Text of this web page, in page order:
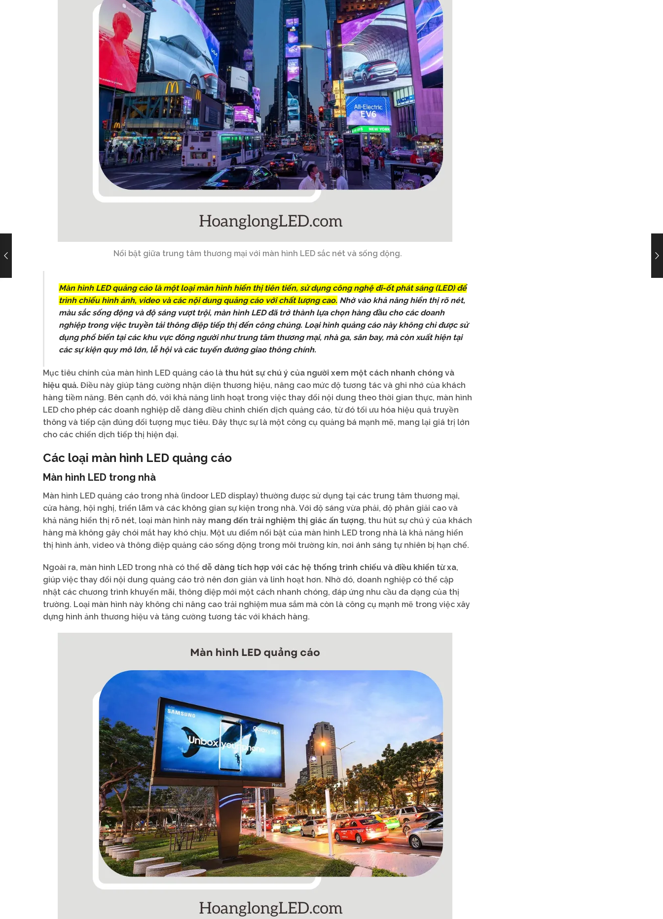
Nổi bật giữa trung tâm thương mại với màn hình LED sắc nét và sống động.
Màn hình LED quảng cáo là một loại màn hình hiển thị tiên tiến, sử dụng công nghệ đi-ốt phát sáng (LED) để
trình chiếu hình ảnh, video và các nội dung quảng cáo với chất lượng cao. Nhờ vào khả năng hiển thị rõ nét,
màu sắc sống động và độ sáng vượt trội, màn hình LED đã trở thành lựa chọn hàng đầu cho các doanh
nghiệp trong việc truyền tải thông điệp tiếp thị đến công chúng. Loại hình quảng cáo này không chỉ được sử
dụng phổ biến tại các khu vực đông người như trung tâm thương mại, nhà ga, sân bay, mà còn xuất hiện tại
các sự kiện quy mô lớn, lễ hội và các tuyến đường giao thông chính.
Mục tiêu chính của màn hình LED quảng cáo là thu hút sự chú ý của người xem một cách nhanh chóng và
hiệu quả. Điều này giúp tăng cường nhận diện thương hiệu, nâng cao mức độ tương tác và ghi nhớ của khách
hàng tiềm năng. Bên cạnh đó, với khả năng linh hoạt trong việc thay đổi nội dung theo thời gian thực, màn hình
LED cho phép các doanh nghiệp dễ dàng điều chỉnh chiến dịch quảng cáo, từ đó tối ưu hóa hiệu quả truyền
thông và tiếp cận đúng đối tượng mục tiêu. Đây thực sự là một công cụ quảng bá mạnh mẽ, mang lại giá trị lớn
cho các chiến dịch tiếp thị hiện đại.
Các loại màn hình LED quảng cáo
Màn hình LED trong nhà
Màn hình LED quảng cáo trong nhà (indoor LED display) thường được sử dụng tại các trung tâm thương mại,
cửa hàng, hội nghị, triển lãm và các không gian sự kiện trong nhà. Với độ sáng vừa phải, độ phân giải cao và
khả năng hiển thị rõ nét, loại màn hình này mang đến trải nghiệm thị giác ấn tượng, thu hút sự chú ý của khách
hàng mà không gây chói mắt hay khó chịu. Một ưu điểm nổi bật của màn hình LED trong nhà là khả năng hiển
thị hình ảnh, video và thông điệp quảng cáo sống động trong môi trường kín, nơi ánh sáng tự nhiên bị hạn chế.
Ngoài ra, màn hình LED trong nhà có thể dễ dàng tích hợp với các hệ thống trình chiếu và điều khiển từ xa,
giúp việc thay đổi nội dung quảng cáo trở nên đơn giản và linh hoạt hơn. Nhờ đó, doanh nghiệp có thể cập
nhật các chương trình khuyến mãi, thông điệp mới một cách nhanh chóng, đáp ứng nhu cầu đa dạng của thị
trường. Loại màn hình này không chỉ nâng cao trải nghiệm mua sắm mà còn là công cụ mạnh mẽ trong việc xây
dựng hình ảnh thương hiệu và tăng cường tương tác với khách hàng.